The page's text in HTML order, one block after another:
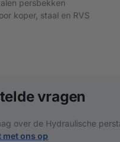
persbekken
koper, staal en RVS
vragen
over de Hydraulische
met ons op